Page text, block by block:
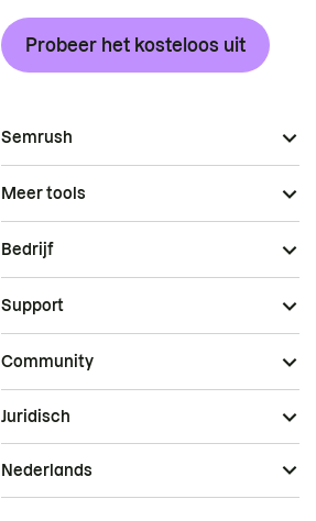
Probeer het kosteloos uit
Semrush
Meer tools
Bedrijf
Support
Community
Juridisch
Nederlands